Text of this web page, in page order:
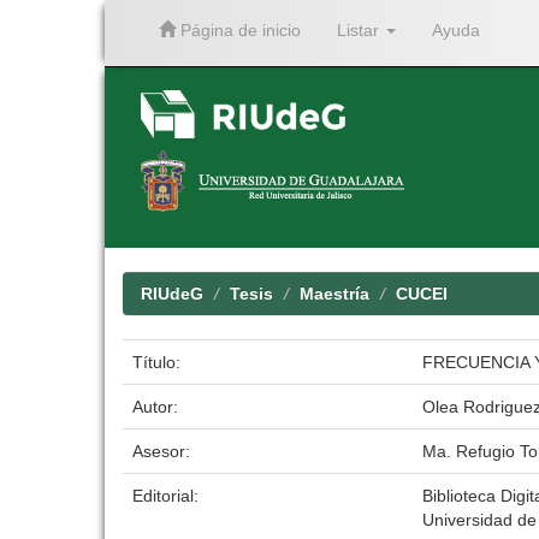
Página de inicio Listar Ayuda
RIUdeG Tesis Maestría CUCEI
Título: FRECUENCIA
Autor: Olea
Asesor: Ma. Refugio
Editorial:
Biblioteca
Universidad